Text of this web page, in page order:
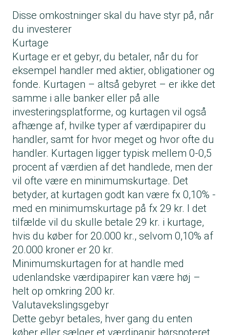
Disse omkostninger skal du have styr på, når
du investerer
Kurtage
Kurtage er et gebyr, du betaler, når du for
eksempel handler med aktier, obligationer og
fonde. Kurtagen – altså gebyret – er ikke det
samme i alle banker eller på alle
investeringsplatforme, og kurtagen vil også
afhænge af, hvilke typer af værdipapirer du
handler, samt for hvor meget og hvor ofte du
handler. Kurtagen ligger typisk mellem 0-0,5
procent af værdien af det handlede, men der
vil ofte være en minimumskurtage. Det
betyder, at kurtagen godt kan være fx 0,10% -
med en minimumskurtage på fx 29 kr. I det
tilfælde vil du skulle betale 29 kr. i kurtage,
hvis du køber for 20.000 kr., selvom 0,10% af
20.000 kroner er 20 kr.
Minimumskurtagen for at handle med
udenlandske værdipapirer kan være høj –
helt op omkring 200 kr.
Valutavekslingsgebyr
Dette gebyr betales, hver gang du enten